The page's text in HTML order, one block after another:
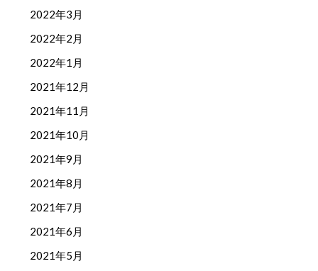
2022年3月
2022年2月
2022年1月
2021年12月
2021年11月
2021年10月
2021年9月
2021年8月
2021年7月
2021年6月
2021年5月